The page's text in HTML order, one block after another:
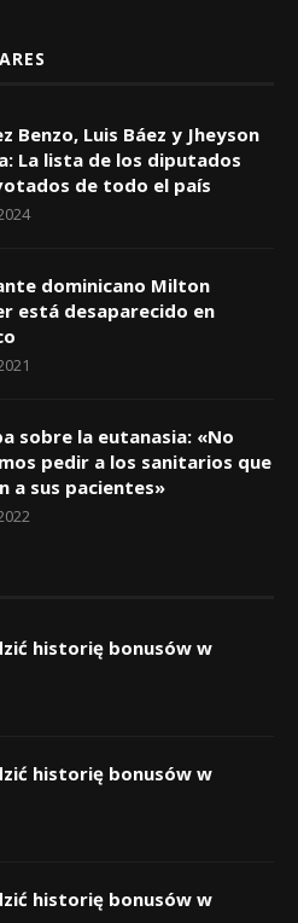
Benzo, Luis Báez y Jheyson
La lista de los diputados
de todo el país
dominicano Milton
está desaparecido en
sobre la eutanasia: «No
pedir a los sanitarios que
a sus pacientes»
historię bonusów w
historię bonusów w
historię bonusów w